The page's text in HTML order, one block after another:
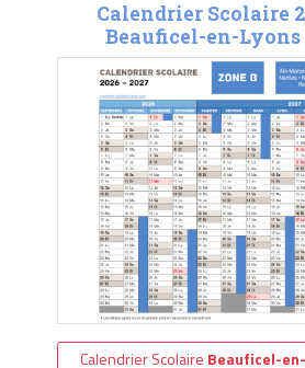
Calendrier Scolaire
Beauficel-en-Lyons
Calendrier Scolaire Beauficel-